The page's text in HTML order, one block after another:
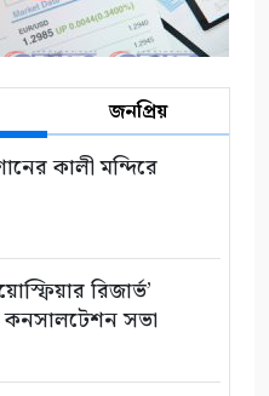
জনপ্রিয়
কালী মন্দিরে
রিজার্ভ’
কনসালটেশন সভা